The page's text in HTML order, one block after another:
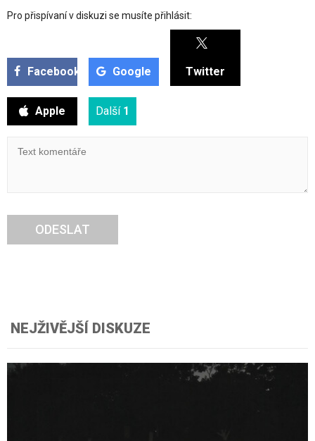
Pro přispívaní v diskuzi se musíte přihlásit:
Facebook Google Twitter
Apple Další 1
ODESLAT
NEJŽIVĚJŠÍ DISKUZE